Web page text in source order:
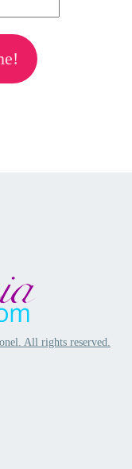
All rights reserved.